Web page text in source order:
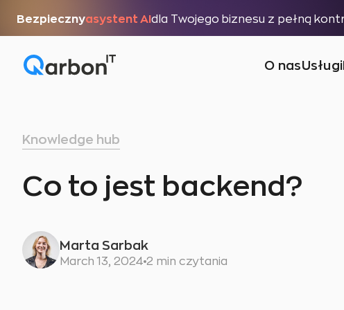
Bezpiecznyasystent AI dla Twojego biznesu z pełną
O nasUsługi
Knowledge hub
Co to jest backend?
Marta Sarbak
March 13, 2024 2 min czytania